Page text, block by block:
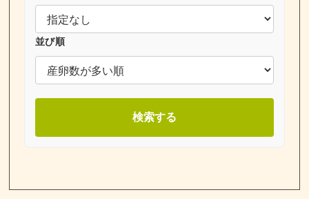
並び順
検索する